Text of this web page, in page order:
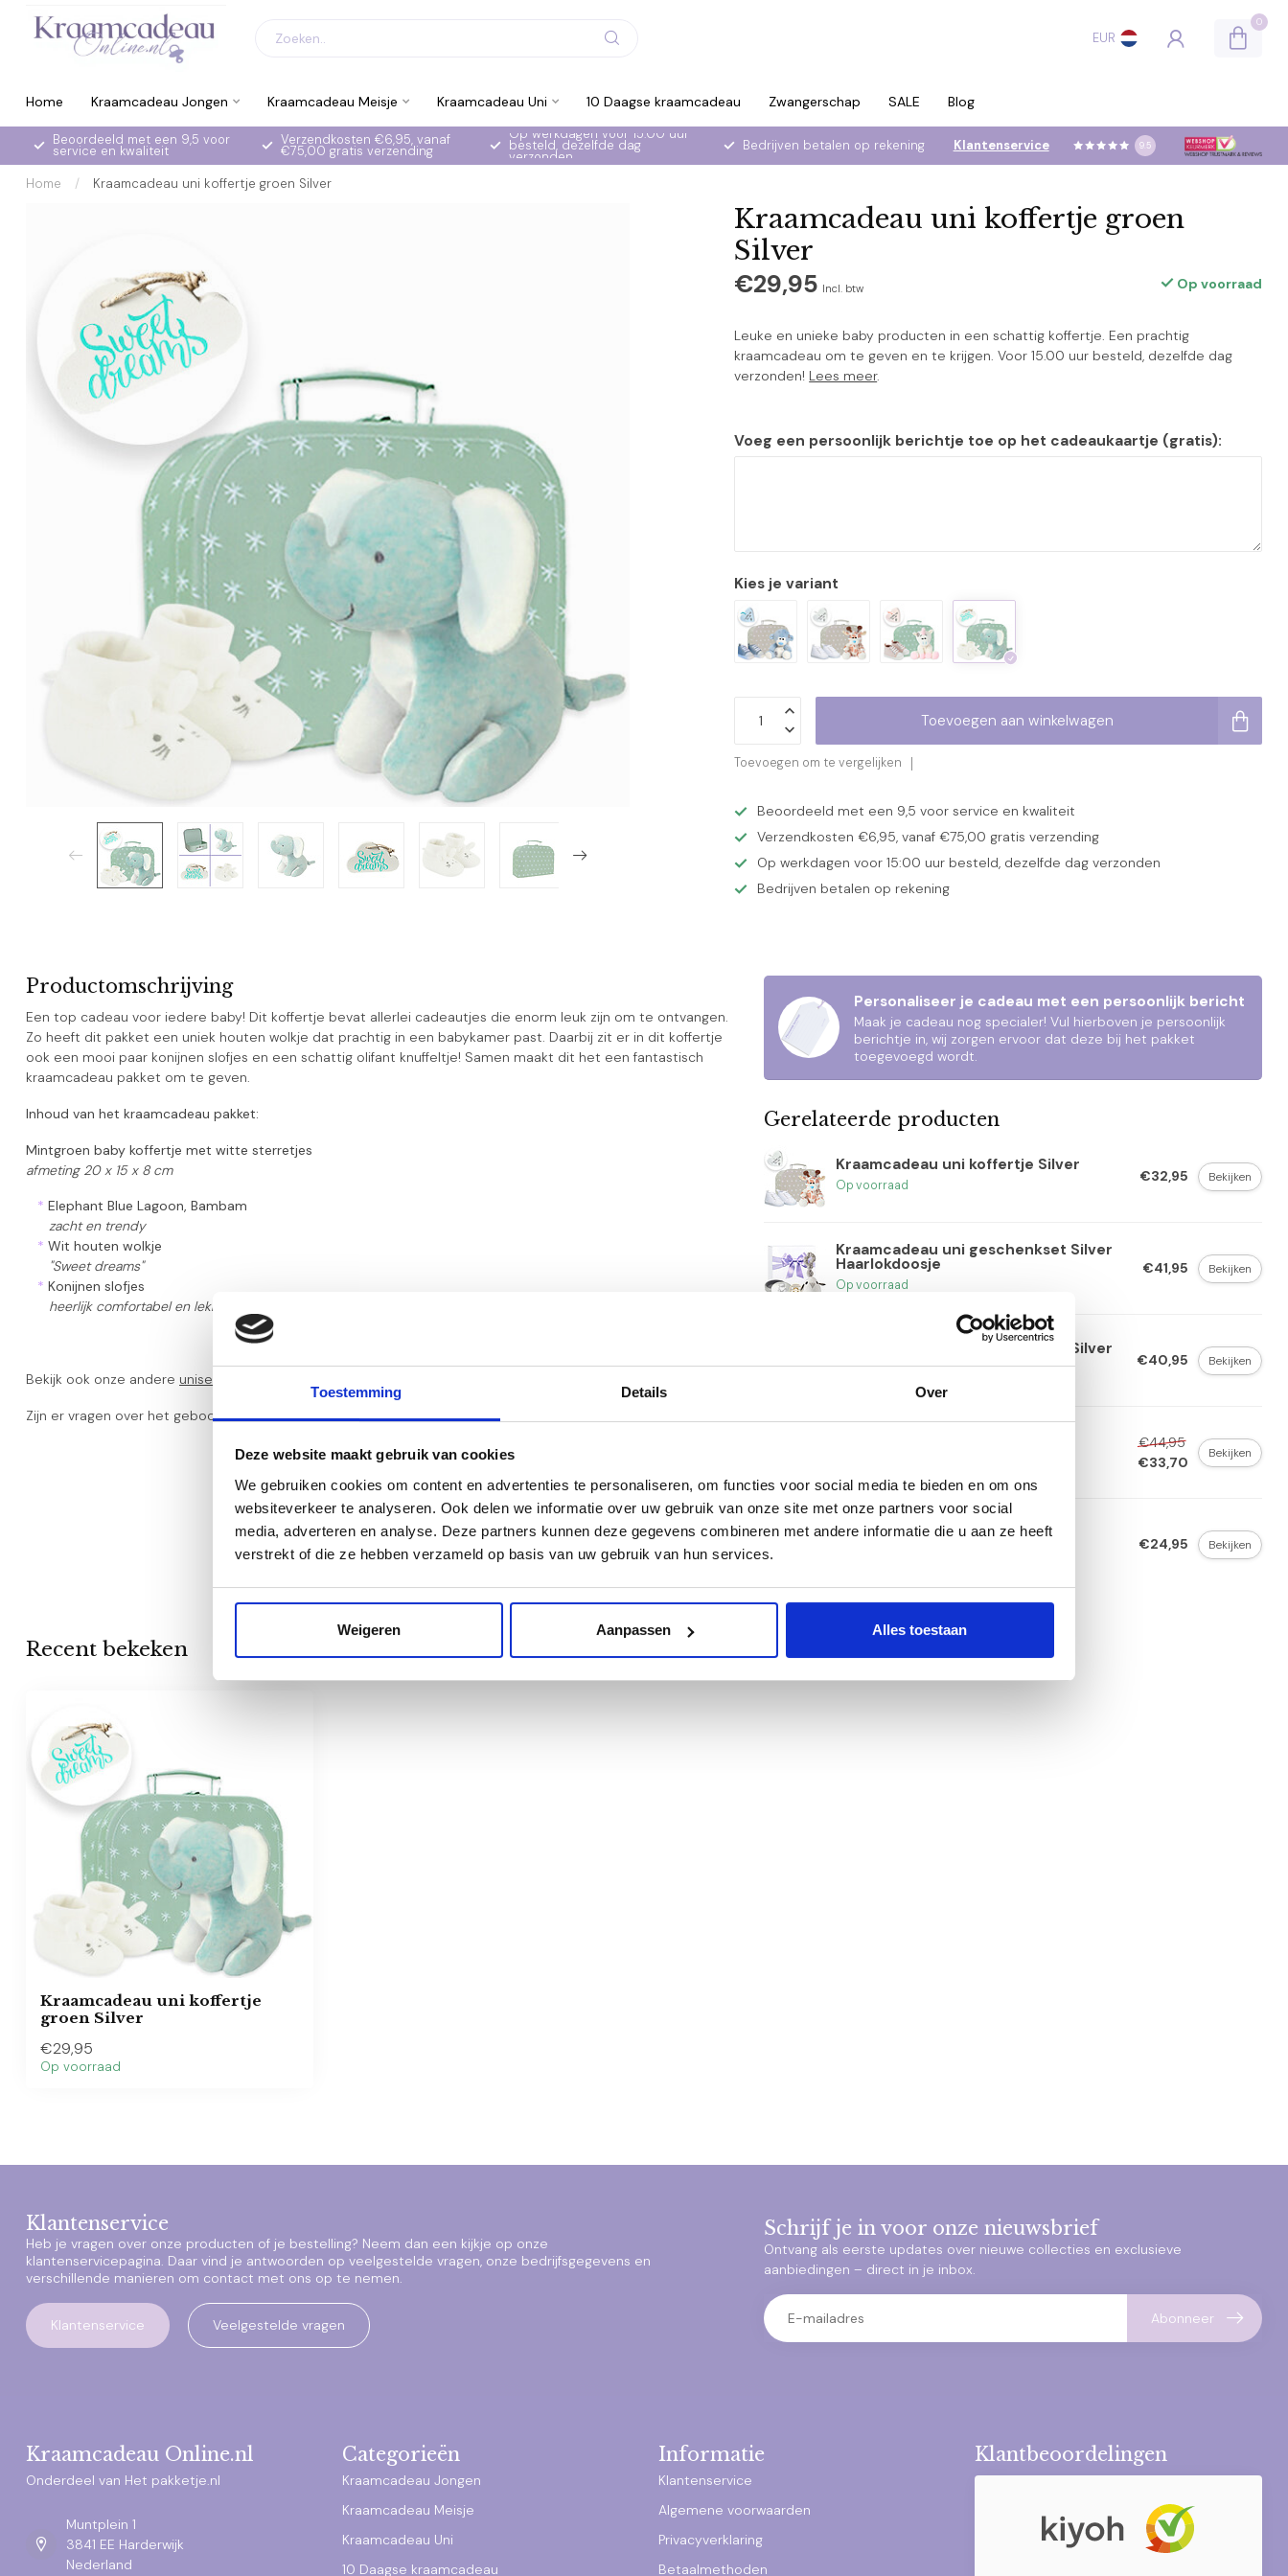
Toestemming Details Over
Deze website maakt gebruik van cookies
We gebruiken cookies om content en advertenties te personaliseren, om functies voor social media te bieden en om ons
websiteverkeer te analyseren. Ook delen we informatie over uw gebruik van onze site met onze partners voor social
media, adverteren en analyse. Deze partners kunnen deze gegevens combineren met andere informatie die u aan ze heeft
verstrekt of die ze hebben verzameld op basis van uw gebruik van hun services.
Weigeren Aanpassen Alles toestaan
EUR
0
Home Kraamcadeau Jongen Kraamcadeau Meisje Kraamcadeau Uni 10 Daagse kraamcadeau Zwangerschap SALE Blog
Beoordeeld met een 9,5 voor
service en kwaliteit
Verzendkosten €6,95, vanaf
€75,00 gratis verzending
Op werkdagen voor 15:00 uur
besteld, dezelfde dag
verzonden
Bedrijven betalen op rekening Klantenservice 9.5
Home / Kraamcadeau uni koffertje groen Silver
Kraamcadeau uni koffertje groen
Silver
€29,95 Incl. btw Op voorraad
Leuke en unieke baby producten in een schattig koffertje. Een prachtig
kraamcadeau om te geven en te krijgen. Voor 15.00 uur besteld, dezelfde dag
verzonden! Lees meer.
Voeg een persoonlijk berichtje toe op het cadeaukaartje (gratis):
Kies je variant
Toevoegen aan winkelwagen
Toevoegen om te vergelijken
Beoordeeld met een 9,5 voor service en kwaliteit
Verzendkosten €6,95, vanaf €75,00 gratis verzending
Op werkdagen voor 15:00 uur besteld, dezelfde dag verzonden
Bedrijven betalen op rekening
Productomschrijving
Een top cadeau voor iedere baby! Dit koffertje bevat allerlei cadeautjes die enorm leuk zijn om te ontvangen.
Zo heeft dit pakket een uniek houten wolkje dat prachtig in een babykamer past. Daarbij zit er in dit koffertje
ook een mooi paar konijnen slofjes en een schattig olifant knuffeltje! Samen maakt dit het een fantastisch
kraamcadeau pakket om te geven.
Inhoud van het kraamcadeau pakket:
Mintgroen baby koffertje met witte sterretjes
afmeting 20 x 15 x 8 cm
* Elephant Blue Lagoon, Bambam
zacht en trendy
* Wit houten wolkje
"Sweet dreams"
* Konijnen slofjes
heerlijk comfortabel en lekker zacht
Bekijk ook onze andere unisex kraamcadeaus
Zijn er vragen over het geboorte cadeau pakket, neem dan gerustcontact
Personaliseer je cadeau met een persoonlijk bericht
Maak je cadeau nog specialer! Vul hierboven je persoonlijk
berichtje in, wij zorgen ervoor dat deze bij het pakket
toegevoegd wordt.
Gerelateerde producten
Kraamcadeau uni koffertje Silver
Op voorraad
€32,95 Bekijken
Kraamcadeau uni geschenkset Silver
Haarlokdoosje
Op voorraad
€41,95 Bekijken
Kraamcadeau uni geschenkset Silver
Op voorraad
€40,95 Bekijken
€44,95
€33,70
Bekijken
Kraamcadeau uni pakket Silver
€24,95 Bekijken
Recent bekeken
Kraamcadeau uni koffertje
groen Silver
€29,95
Op voorraad
Klantenservice
Heb je vragen over onze producten of je bestelling? Neem dan een kijkje op onze
klantenservicepagina. Daar vind je antwoorden op veelgestelde vragen, onze bedrijfsgegevens en
verschillende manieren om contact met ons op te nemen.
Klantenservice Veelgestelde vragen
Schrijf je in voor onze nieuwsbrief
Ontvang als eerste updates over nieuwe collecties en exclusieve
aanbiedingen – direct in je inbox.
Abonneer
Kraamcadeau Online.nl
Onderdeel van Het pakketje.nl
Muntplein 1
3841 EE Harderwijk
Nederland
Categorieën
Kraamcadeau Jongen
Kraamcadeau Meisje
Kraamcadeau Uni
10 Daagse kraamcadeau
Informatie
Klantenservice
Algemene voorwaarden
Privacyverklaring
Betaalmethoden
Klantbeoordelingen